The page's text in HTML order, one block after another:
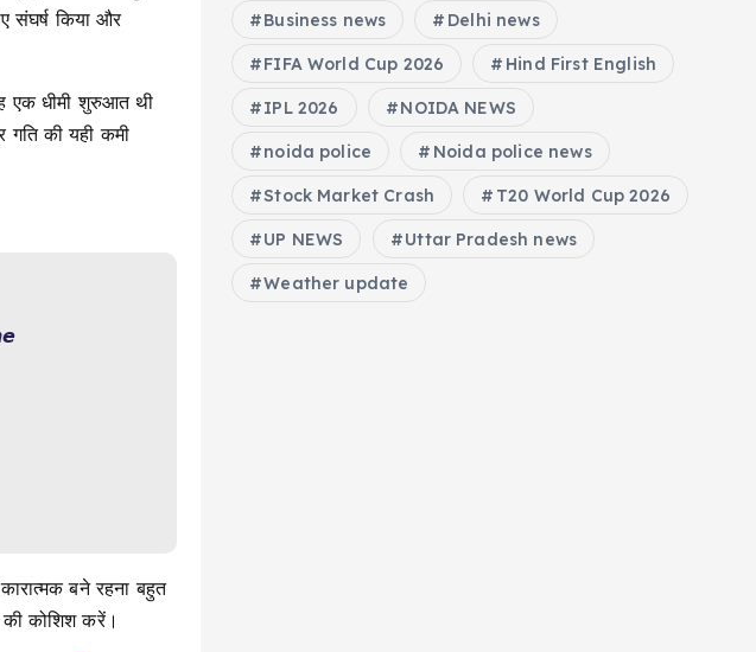
संघर्ष किया और
एक धीमी शुरुआत थी
की यही कमी
बने रहना बहुत
कोशिश करें।
Business news Delhi news
FIFA World Cup 2026 Hind First English
IPL 2026 NOIDA NEWS
noida police Noida police news
Stock Market Crash T20 World Cup 2026
UP NEWS Uttar Pradesh news
Weather update